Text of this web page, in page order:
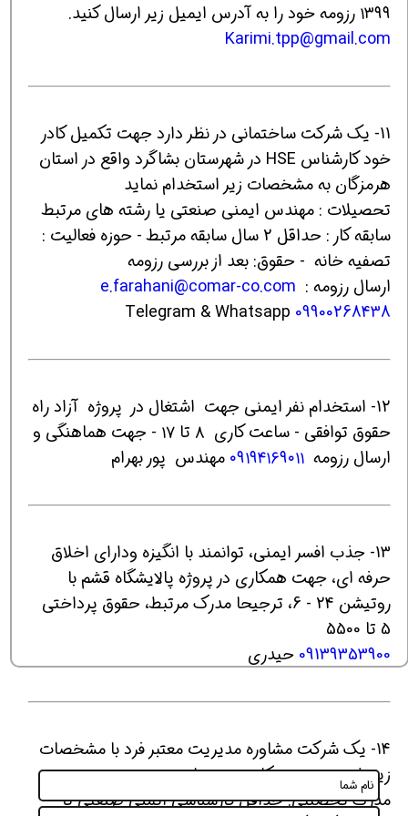
۱۳۹۹ رزومه خود را به آدرس ایمیل زیر ارسال کنید.
Karimi.tpp@gmail.com
11- یک شرکت ساختمانی در نظر دارد جهت تکمیل کادر
خود کارشناس HSE در شهرستان بشاگرد واقع در استان
هرمزگان به مشخصات زیر استخدام نماید
تحصیلات : مهندس ایمنی صنعتی یا رشته های مرتبط
سابقه کار : حداقل 2 سال سابقه مرتبط - حوزه فعالیت :
تصفیه خانه - حقوق: بعد از بررسی رزومه
ارسال رزومه : e.farahani@comar-co.com
Telegram & Whatsapp 09900268438
12- استخدام نفر ایمنی جهت اشتغال در پروژه آزاد راه
حقوق توافقی - ساعت کاری ۸ تا ۱۷ - جهت هماهنگی و
ارسال رزومه ۰۹۱۹۴۱۶۹۰۱۱ مهندس پور بهرام
13- جذب افسر ایمنی، توانمند با انگیزه ودارای اخلاق
حرفه ای، جهت همکاری در پروژه پالایشگاه قشم با
روتیشن 24 - 6، ترجیحا مدرک مرتبط، حقوق پرداختی
5 تا 5500
09139353900 حیدری
14- یک شرکت مشاوره مدیریت معتبر فرد با مشخصات
زیر را دعوت به همکاری می نماید:
مدرک تحصیلی: حداقل کارشناسی ایمنی صنعتی یا